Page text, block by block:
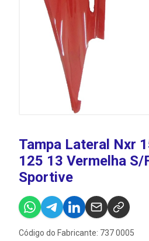
Tampa Lateral Nxr
125 13 Vermelha S/
Sportive
Código do Fabricante: 737 0005